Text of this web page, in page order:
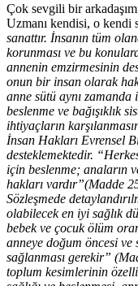
Çok sevgili bir
Uzmanı kendisi, o kendi
sanattır. İnsanın tüm
korunması ve bu
annenin emzirmesinin
onun bir insan olarak
anne sütü aynı
beslenme ve bağışıklık
ihtiyaçların
İnsan Hakları Evrensel
desteklemektedir.
için beslenme; anaların
hakları vardır”(Madde
Sözleşmede
olabilecek en iyi sağlık
bebek ve çocuk ölüm
anneye doğum öncesi ve
sağlanması gerekir”
toplum kesimlerinin